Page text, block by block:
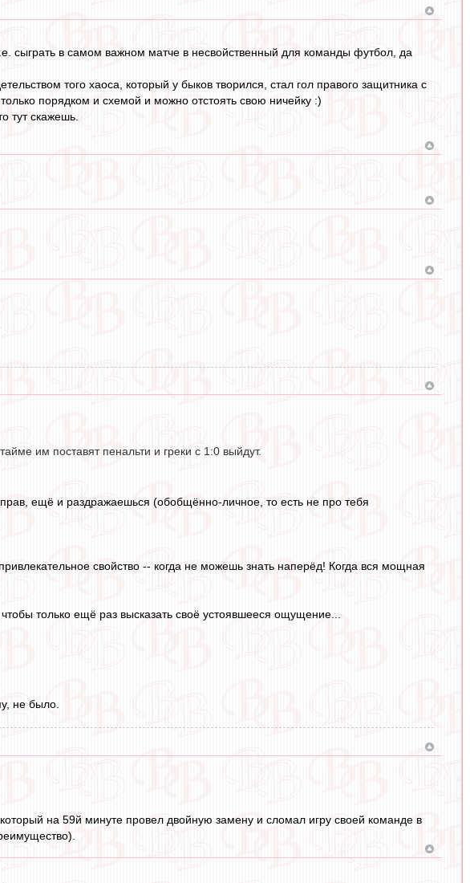
сыграть в самом важном матче в несвойственный для команды футбол, да
того хаоса, который у быков творился, стал гол правого защитника с
порядком и схемой и можно отстоять свою ничейку :)
тут скажешь.
им поставят пенальти и греки с 1:0 выйдут.
ещё и раздражаешься (обобщённо-личное, то есть не про тебя
свойство -- когда не можешь знать наперёд! Когда вся мощная
только ещё раз высказать своё устоявшееся ощущение...
не было.
на 59й минуте провел двойную замену и сломал игру своей команде в